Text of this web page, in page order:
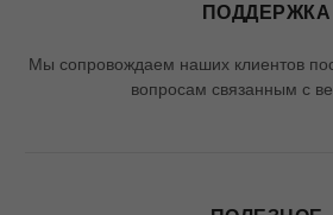
ПОДДЕРЖКА
Мы сопровождаем наших клиентов
вопросам связанным с